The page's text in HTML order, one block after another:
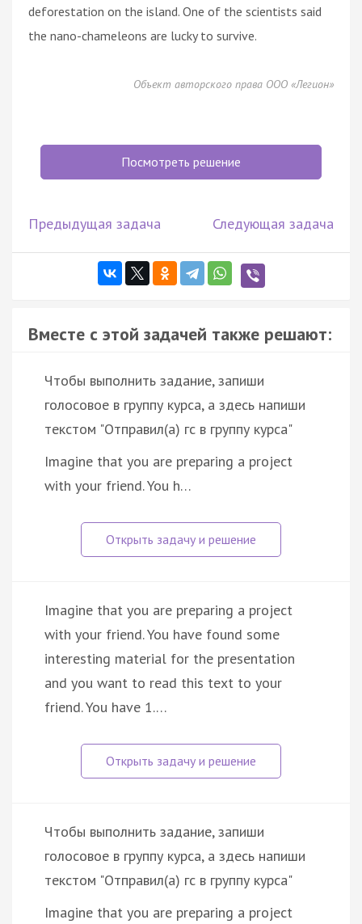
deforestation on the island. One of the scientists said
the nano-chameleons are lucky to survive.
Объект авторского права ООО «Легион»
Посмотреть решение
Предыдущая задача Следующая задача
Вместе с этой задачей также решают:
Чтобы выполнить задание, запиши
голосовое в группу курса, а здесь напиши
текстом "Отправил(а) гс в группу курса"
Imagine that you are preparing a project
with your friend. You h…
Imagine that you are preparing a project
with your friend. You have found some
interesting material for the presentation
and you want to read this text to your
friend. You have 1.…
Чтобы выполнить задание, запиши
голосовое в группу курса, а здесь напиши
текстом "Отправил(а) гс в группу курса"
Imagine that you are preparing a project